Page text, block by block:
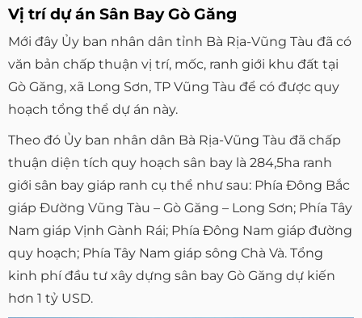
Vị trí dự án Sân Bay Gò Găng
Mới đây Ủy ban nhân dân tỉnh Bà Rịa-Vũng Tàu đã có
văn bản chấp thuận vị trí, mốc, ranh giới khu đất tại
Gò Găng, xã Long Sơn, TP Vũng Tàu để có được quy
hoạch tổng thể dự án này.
Theo đó Ủy ban nhân dân Bà Rịa-Vũng Tàu đã chấp
thuận diện tích quy hoạch sân bay là 284,5ha ranh
giới sân bay giáp ranh cụ thể như sau: Phía Đông Bắc
giáp Đường Vũng Tàu – Gò Găng – Long Sơn; Phía Tây
Nam giáp Vịnh Gành Rái; Phía Đông Nam giáp đường
quy hoạch; Phía Tây Nam giáp sông Chà Và. Tổng
kinh phí đầu tư xây dựng sân bay Gò Găng dự kiến
hơn 1 tỷ USD.